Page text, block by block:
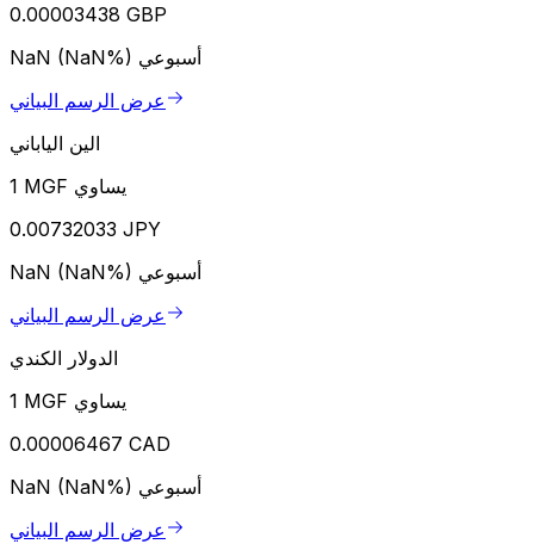
0.00003438 GBP
NaN (NaN%) أسبوعي
عرض الرسم البياني
الين الياباني
1 MGF يساوي
0.00732033 JPY
NaN (NaN%) أسبوعي
عرض الرسم البياني
الدولار الكندي
1 MGF يساوي
0.00006467 CAD
NaN (NaN%) أسبوعي
عرض الرسم البياني